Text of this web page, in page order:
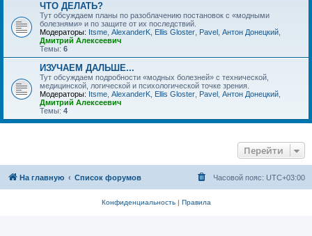
ЧТО ДЕЛАТЬ?
Тут обсуждаем планы по разоблачению постановок с «модными
болезнями» и по защите от их последствий.
Модераторы: Itsme AlexanderK Ellis Gloster Pavel Антон Донецкий
Дмитрий Алексеевич
Темы: 6
ИЗУЧАЕМ ДАЛЬШЕ...
Тут обсуждаем подробности «модных болезней» с технической,
медицинской, логической и психологической точке зрения.
Модераторы: Itsme AlexanderK Ellis Gloster Pavel Антон Донецкий
Дмитрий Алексеевич
Темы: 4
Перейти
На главную Список форумов Часовой пояс: UTC+03:00
Конфиденциальность| Правила